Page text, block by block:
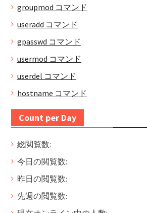
groupmod コマンド
useradd コマンド
gpasswd コマンド
usermod コマンド
userdel コマンド
hostname コマンド
Count per Day
総閲覧数:
今日の閲覧数:
昨日の閲覧数:
先週の閲覧数: